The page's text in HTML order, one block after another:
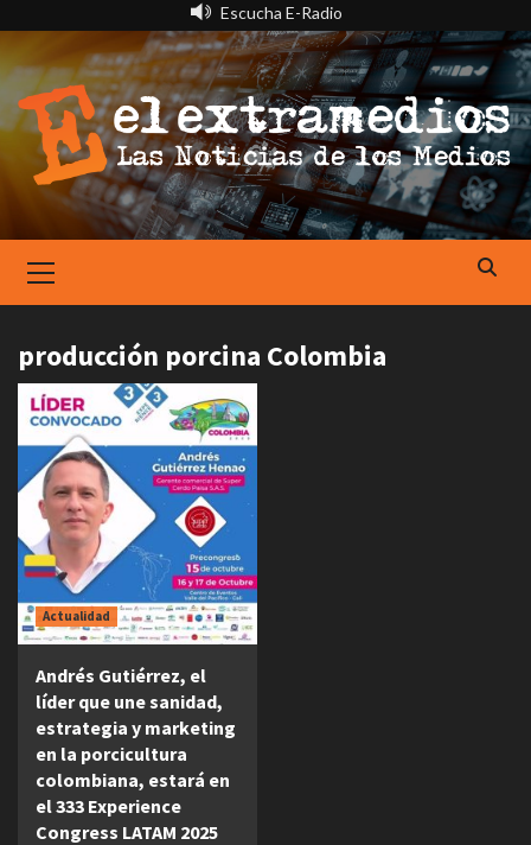
contenido
Escucha E-Radio
Menu
producción porcina Colombia
Actualidad
Andrés Gutiérrez, el
líder que une sanidad,
estrategia y marketing
en la porcicultura
colombiana, estará en
el 333 Experience
Congress LATAM 2025